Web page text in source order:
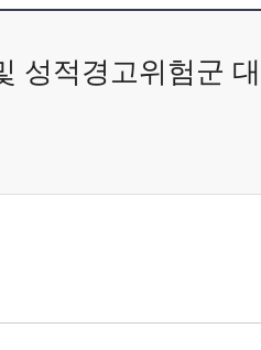
성적경고위험군